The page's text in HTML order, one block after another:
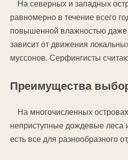
На северных и западных
равномерно в течение всего
повышенной влажностью даже
зависит от движения
муссонов. Серфингисты
Преимущества
На многочисленных
неприступные дождевые леса
есть все для разнообразного